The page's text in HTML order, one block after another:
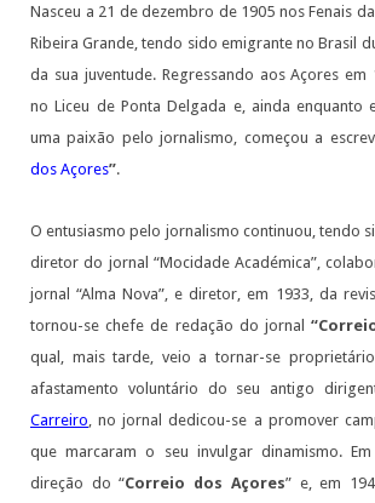
Nasceu a 21 de dezembro de 1905 nos Fenais
Ribeira Grande, tendo sido emigrante no Brasil
da sua juventude. Regressando aos Açores em
no Liceu de Ponta Delgada e, ainda enquanto
uma paixão pelo jornalismo, começou a
dos Açores”.
O entusiasmo pelo jornalismo continuou, tendo
diretor do jornal “Mocidade Académica”,
jornal “Alma Nova”, e diretor, em 1933, da
tornou-se chefe de redação do jornal
qual, mais tarde, veio a tornar-se
afastamento voluntário do seu antigo
Carreiro , no jornal dedicou-se a promover
que marcaram o seu invulgar dinamismo.
direção do “Correio dos Açores” e, em